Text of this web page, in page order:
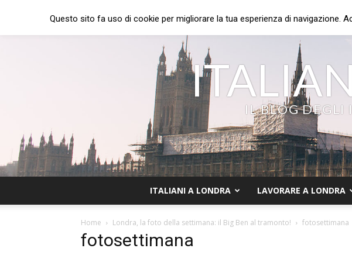
IL BLOG DEGLI
ITALIANI A LONDRA LAVORARE A LONDRA
Home Londra, la foto della settimana: il Big Ben al tramonto! fotosettimana
fotosettimana
Questo sito fa uso di cookie per migliorare la tua esperienza di navigazione.